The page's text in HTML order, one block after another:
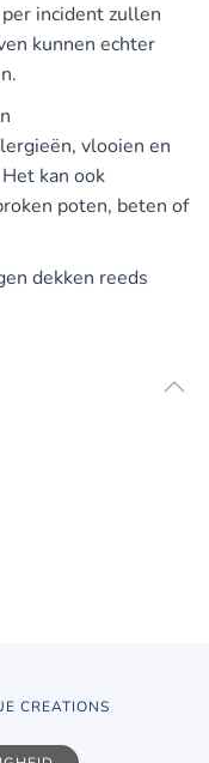
incident zullen
kunnen echter
vlooien en
kan ook
poten, beten of
dekken reeds
CREATIONS